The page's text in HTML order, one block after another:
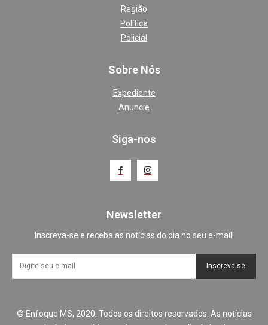
Região
Política
Policial
Sobre Nós
Expediente
Anuncie
Siga-nos
Newsletter
Inscreva-se e receba as notícias do dia no seu e-mail!
Inscreva-se
© Enfoque MS, 2020. Todos os direitos reservados. As notícias